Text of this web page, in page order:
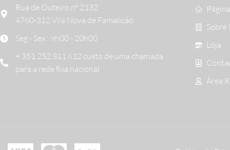
Rua de Outeiro nº 2132
4760-312 Vila Nova de Famalicão
Seg - Sex : 9h00 - 20h00
+ 351 252 311 612 custo de uma chamada
para a rede fixa nacional
Sobré
Loja
Área